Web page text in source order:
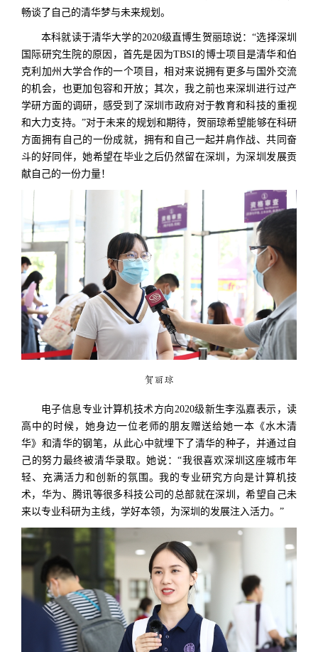
畅谈了自己的清华梦与未来规划。
本科就读于清华大学的2020级直博生贺丽琼说：“选择深圳
国际研究生院的原因，首先是因为TBSI的博士项目是清华和伯
克利加州大学合作的一个项目，相对来说拥有更多与国外交流
的机会，也更加包容和开放；其次，我之前也来深圳进行过产
学研方面的调研，感受到了深圳市政府对于教育和科技的重视
和大力支持。”对于未来的规划和期待，贺丽琼希望能够在科研
方面拥有自己的一份成就，拥有和自己一起并肩作战、共同奋
斗的好同伴，她希望在毕业之后仍然留在深圳，为深圳发展贡
献自己的一份力量！
贺丽琼
电子信息专业计算机技术方向2020级新生李泓嘉表示，读
高中的时候，她身边一位老师的朋友赠送给她一本《水木清
华》和清华的钢笔，从此心中就埋下了清华的种子，并通过自
己的努力最终被清华录取。她说：“我很喜欢深圳这座城市年
轻、充满活力和创新的氛围。我的专业研究方向是计算机技
术，华为、腾讯等很多科技公司的总部就在深圳，希望自己未
来以专业科研为主线，学好本领，为深圳的发展注入活力。”